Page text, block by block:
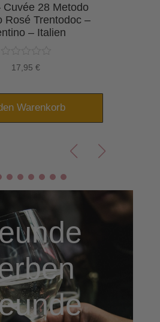
Cuvée 28 Metodo
Rosé Trentodoc –
– Italien
17,95€
Warenkorb